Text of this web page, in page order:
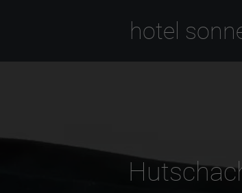
hotel